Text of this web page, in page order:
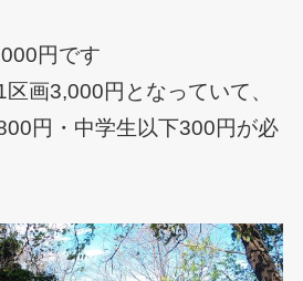
円です
画3,000円となっていて、
円・中学生以下300円が必